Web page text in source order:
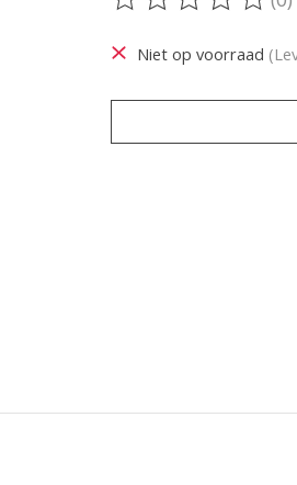
De beoordeling van
Niet op voorraad